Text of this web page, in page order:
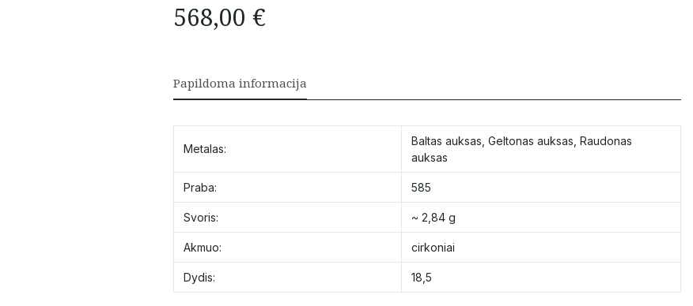
568,00 €
Papildoma informacija
Metalas:
Baltas auksas Geltonas auksas Raudonas
auksas
Praba: 585
Svoris: ~ 2,84 g
Akmuo: cirkoniai
Dydis: 18,5